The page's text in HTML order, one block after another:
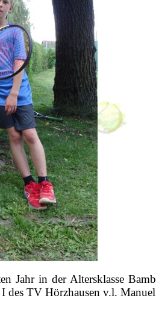
Jahr in der Altersklasse
des TV Hörzhausen v.l.